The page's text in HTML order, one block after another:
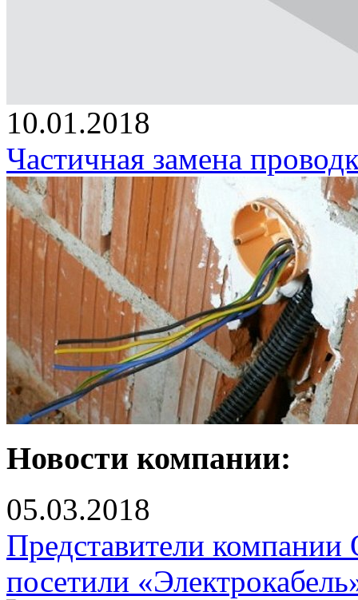
10.01.2018
Частичная замена
Новости компании:
05.03.2018
Представители
посетили